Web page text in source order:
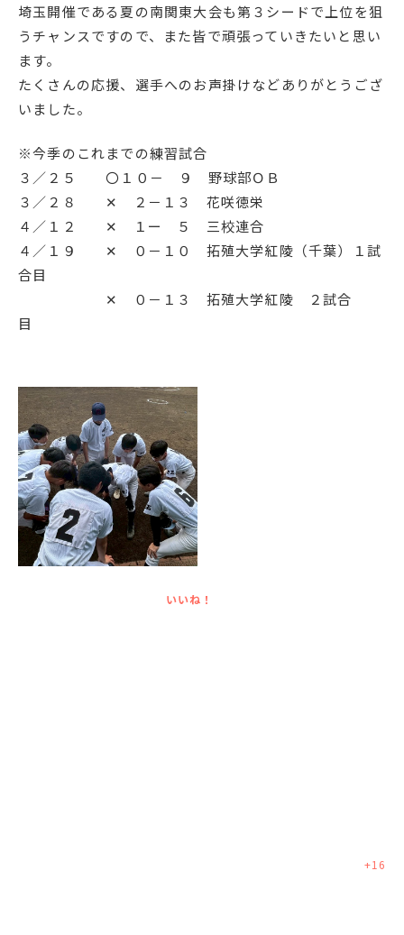
埼玉開催である夏の南関東大会も第３シードで上位を狙
うチャンスですので、また皆で頑張っていきたいと思い
ます。
たくさんの応援、選手へのお声掛けなどありがとうござ
いました。
※今季のこれまでの練習試合
３／２５ 〇１０－ ９ 野球部ＯＢ
３／２８ ✕ ２－１３ 花咲徳栄
４／１２ ✕ １ー ５ 三校連合
４／１９ ✕ ０－１０ 拓殖大学紅陵（千葉）１試
合目
✕ ０－１３ 拓殖大学紅陵 ２試合
目
いいね！
+16